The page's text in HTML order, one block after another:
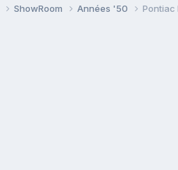
ShowRoom Années '50 Pontiac